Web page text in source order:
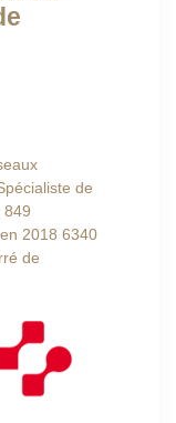
de
849
2018 6340
de